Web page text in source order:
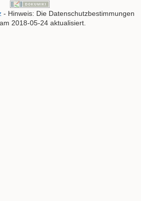
- Hinweis: Die Datenschutzbestimmungen
2018-05-24 aktualisiert.